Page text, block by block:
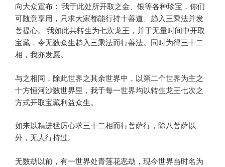
向大众宣布：‘我于此处所开取之金、银等各种珍宝，你们
可随意享用，只求大家都能行持十善道、趋入三乘法并发
菩提心。’我如此共转生为七次龙王，并于无量时间中开取
宝藏，令无数众生趋入三乘法而行善法。同时为得三十二
相，我亦发愿。
与之相同，除此世界之其余世界中，以第二个世界为主之
十方恒河沙数世界里，我于每一世界均以转生龙王七次之
方式开取宝藏利益众生。
如来以精进猛厉心求三十二相而行菩萨行，除八菩萨以
外，无人行持过。
无数劫以前，有一世界处青莲花恶劫，现今世界当时名为